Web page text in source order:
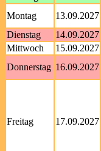
Montag
13.09.2027
Dienstag
14.09.2027
Mittwoch
15.09.2027
Donnerstag 16.09.2027
Freitag 17.09.2027